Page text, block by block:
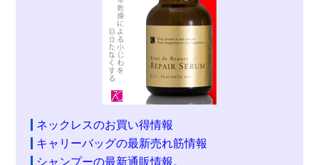
ネックレスのお買い得情報
キャリーバッグの最新売れ筋情報
シャンプーの最新通販情報。